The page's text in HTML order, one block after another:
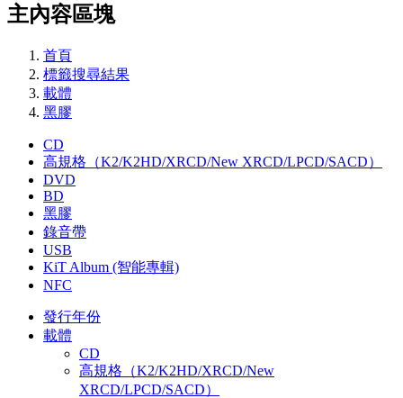
主內容區塊
首頁
標籤搜尋結果
載體
黑膠
CD
高規格（K2/K2HD/XRCD/New XRCD/LPCD/SACD）
DVD
BD
黑膠
錄音帶
USB
KiT Album (智能專輯)
NFC
發行年份
載體
CD
高規格（K2/K2HD/XRCD/New
XRCD/LPCD/SACD）